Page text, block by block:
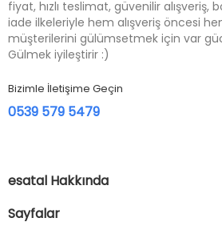
fiyat, hızlı teslimat, güvenilir alışveriş,
iade ilkeleriyle hem alışveriş öncesi
müşterilerini gülümsetmek için var
Gülmek iyileştirir :)
Bizimle İletişime Geçin
0539 579 5479
esatal Hakkında
Sayfalar